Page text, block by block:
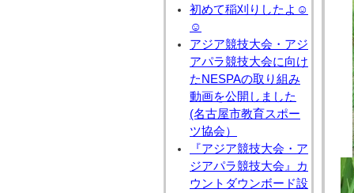
初めて稲刈りしたよ☺
☺
アジア競技大会・アジ
アパラ競技大会に向け
たNESPAの取り組み
動画を公開しました
(名古屋市教育スポー
ツ協会）
『アジア競技大会・ア
ジアパラ競技大会』カ
ウントダウンボード設